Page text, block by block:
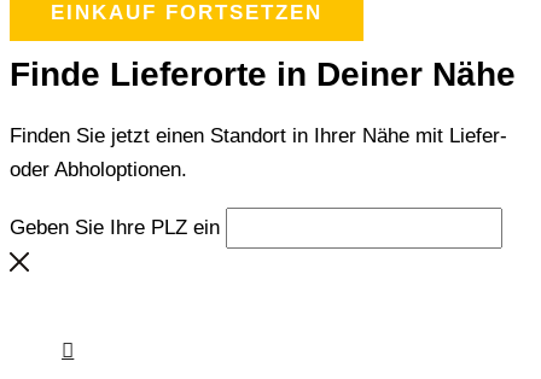
EINKAUF FORTSETZEN
Finde Lieferorte in Deiner Nähe
Finden Sie jetzt einen Standort in Ihrer Nähe mit Liefer-
oder Abholoptionen.
Geben Sie Ihre PLZ ein